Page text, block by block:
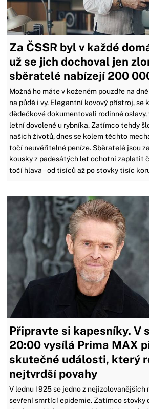
Za ČSSR byl v každé
už se jich dochoval jen
sběratelé nabízejí 200
Možná ho máte v koženém pouzdře na
na půdě i vy. Elegantní kovový přístroj, se
dědečkové dokumentovali rodinné
letní dovolené u rybníka. Zatímco tehdy
našich životů, dnes se kolem těchto
točí neuvěřitelné peníze. Sběratelé jsou
kousky z padesátých let ochotni zaplatit
točí hlava – od tisíců až po stovky tisíc
Připravte si kapesníky. V
20:00 vysílá Prima MAX
skutečné události, který
nejtvrdší povahy
V lednu 1925 se jedno z
sevření smrtící epidemie. Zatímco stovky